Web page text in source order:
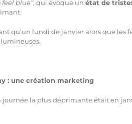
feel blue”, qui évoque un état de
qu’un lundi de janvier alors que les
: une création marketing
journée la plus déprimante était en